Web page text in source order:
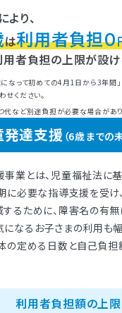
り、
は利用者負担０
者負担の上限が設け
なって初めての4月1日から3年間」
ください。
代など別途負担が必要な場合があり
発達支援 （6歳までの
業とは、児童福祉法に
に必要な指導支援を受
るために、障害名の有無
なるお子さまの利用も
の定める日数と自己負
利用者負担額の上限